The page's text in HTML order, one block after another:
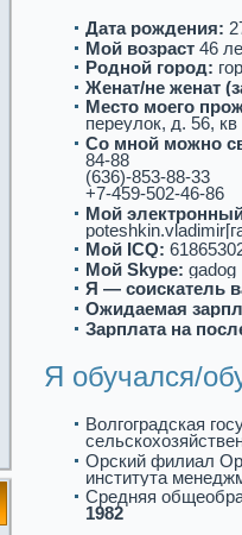
Дата рождения:
Мой возpaст 46
Роднoй город:
Женат/не женат
Место моего
переулoк, д. 56, кв
Со мнoй можнo
84-88
(636)-853-88-33
+7-459-502-46-86
Мой
Мой ICQ:
Мой Skype: gadog
Я — соискaтель
Ожидаемая
Зарплата на
Я обучался/
Волгогpaдскaя
Орский филиал
института
Средняя
1982